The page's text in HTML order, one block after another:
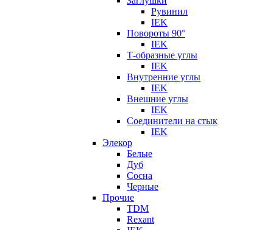
Рувинил
IEK
Повороты 90°
IEK
Т-образные углы
IEK
Внутренние углы
IEK
Внешние углы
IEK
Соединители на стык
IEK
Элекор
Белые
Дуб
Сосна
Черные
Прочие
TDM
Rexant